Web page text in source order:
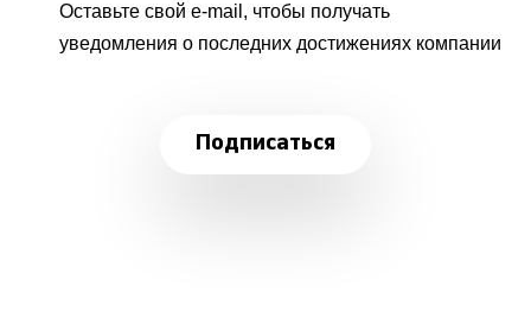
Оставьте свой e-mail, чтобы получать
уведомления о последних достижениях компании
Подписаться